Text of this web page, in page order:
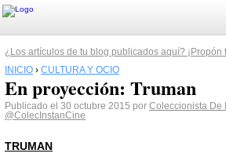
¿Los artículos de tu blog publicados aquí? ¡Propón
INICIO › CULTURA Y OCIO
En proyección: Truman
Publicado el 30 octubre 2015 por Coleccionista De
@ColecInstanCine
TRUMAN